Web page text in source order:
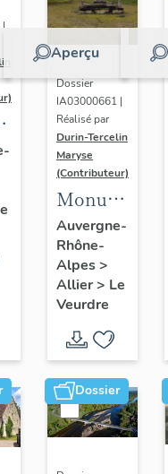
Aperçu
Dossier
IA03000661 |
Réalisé par
Durin-Tercelin
Maryse
(Contributeur)
Monument
aux
morts
Auvergne-
Rhône-
Alpes>
Allier> Le
Veurdre
Dossier